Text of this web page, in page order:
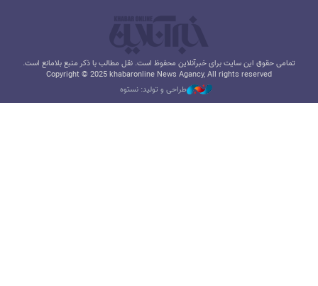
تمامی حقوق این سایت برای خبرآنلاین محفوظ است. نقل مطالب با ذکر منبع بلامانع است.
Copyright © 2025 khabaronline News Agancy, All rights reserved
طراحی و تولید: نستوه